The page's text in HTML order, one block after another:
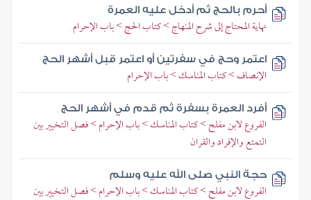
أحرم بالحج ثم أدخل عليه العمرة
نهاية المحتاج إلى شرح المنهاج > كتاب الحج > باب الإحرام
اعتمر وحج في سفرتين أو اعتمر قبل أشهر الحج
الإنصاف > كتاب المناسك > باب الإحرام
أفرد العمرة بسفرة ثم قدم في أشهر الحج
الفروع لابن مفلح > كتاب المناسك > باب الإحرام > فصل التخيير بين
التمتع والإفراد والقران
حجة النبي صلى الله عليه وسلم
الفروع لابن مفلح > كتاب المناسك > باب الإحرام > فصل التخيير بين